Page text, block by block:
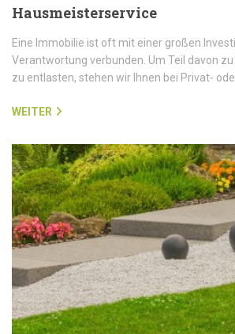
Hausmeisterservice
Eine Immobilie ist oft mit einer großen
Verantwortung verbunden. Um Teil davon
zu entlasten, stehen wir Ihnen bei Privat-
WEITER